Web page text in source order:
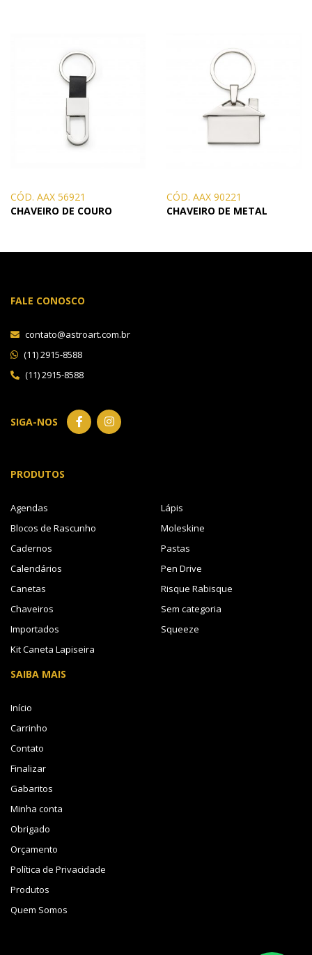
CÓD. AAX 56921
CHAVEIRO DE COURO
CÓD. AAX 90221
CHAVEIRO DE METAL
FALE CONOSCO
contato@astroart.com.br
(11) 2915-8588
(11) 2915-8588
SIGA-NOS
PRODUTOS
Agendas
Blocos de Rascunho
Cadernos
Calendários
Canetas
Chaveiros
Importados
Kit Caneta Lapiseira
Lápis
Moleskine
Pastas
Pen Drive
Risque Rabisque
Sem categoria
Squeeze
SAIBA MAIS
Início
Carrinho
Contato
Finalizar
Gabaritos
Minha conta
Obrigado
Orçamento
Política de Privacidade
Produtos
Quem Somos